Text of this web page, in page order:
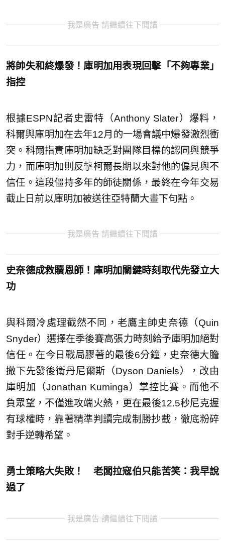
我是廣告 請繼續往下閱讀
將帥失和終爆發！庫明加用表現回擊「不夠專業」
指控
根據ESPN記者史雷特（Anthony Slater）爆料，
科爾與庫明加在去年12月的一場會議中爆發激烈衝
突。科爾指責庫明加缺乏對團隊目標的認同與競爭
力，而庫明加則反擊柯爾長期以來對他的偏見與不
信任。這段僵持多年的師徒關係，最終在今年交易
截止日前以庫明加被送往亞特蘭大畫下句點。
我是廣告 請繼續往下閱讀
史奈德成救贖恩師！庫明加關鍵時刻取代先發立大
功
與科爾冷處理截然不同，老鷹主帥史奈德（Quin
Snyder）選擇在季後賽高張力時刻給予庫明加絕對
信任。在今日戰局膠著的最後6分鐘，史奈德大膽
撤下先發後衛丹尼爾斯（Dyson Daniels），改由
庫明加（Jonathan Kuminga）掌控比賽。而他不
負眾望，不僅進攻端火熱，更在最後12.5秒尼克握
有球權時，靠著精準判讀完成制勝抄截，徹底粉碎
對手逆轉希望。
勇士策略大失敗！ 老闆拉寇伯只能苦笑：我早說
過了
我是廣告 請繼續往下閱讀